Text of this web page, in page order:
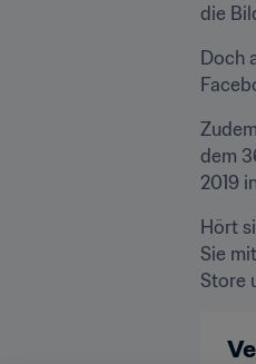
die
Doch
dem
2019
Hört
Sie
Store